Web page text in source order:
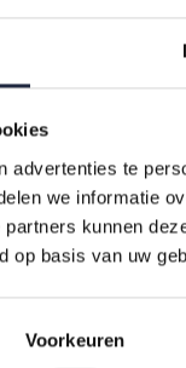
advertenties te
we informatie
kunnen
op basis van uw
Voorkeuren